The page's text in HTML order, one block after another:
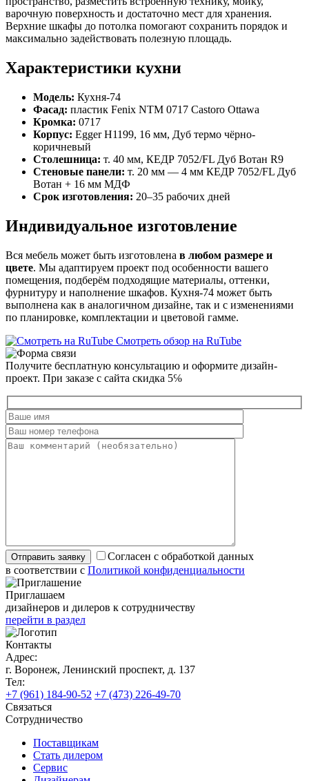
варочную поверхность и достаточно мест для хранения.
Верхние шкафы до потолка помогают сохранить порядок и
максимально задействовать полезную площадь.
Характеристики кухни
Модель: Кухня-74
Фасад: пластик Fenix NTM 0717 Castoro Ottawa
Кромка: 0717
Корпус: Egger H1199, 16 мм, Дуб термо чёрно-
коричневый
Столешница: т. 40 мм, КЕДР 7052/FL Дуб Вотан R9
Стеновые панели: т. 20 мм — 4 мм КЕДР 7052/FL Дуб
Вотан + 16 мм МДФ
Срок изготовления: 20–35 рабочих дней
Индивидуальное изготовление
Вся мебель может быть изготовлена в любом размере и
цвете. Мы адаптируем проект под особенности вашего
помещения, подберём подходящие материалы, оттенки,
фурнитуру и наполнение шкафов. Кухня-74 может быть
выполнена как в аналогичном дизайне, так и с изменениями
по планировке, комплектации и цветовой гамме.
Смотреть обзор на RuTube
Получите бесплатную консультацию и оформите дизайн-
проект. При заказе с сайта скидка 5℅
Согласен с обработкой данных
в соответствии с Политикой конфиденциальности
Приглашаем
дизайнеров и дилеров к сотрудничеству
перейти в раздел
Контакты
Адрес:
г. Воронеж, Ленинский проспект, д. 137
Тел:
+7 (961) 184-90-52 +7 (473) 226-49-70
Связаться
Сотрудничество
Поставщикам
Стать дилером
Сервис